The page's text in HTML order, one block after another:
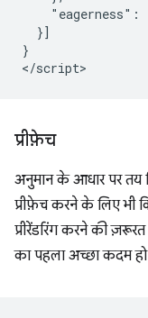
"eagerness":
  }]
}
प्रीफ़ेच
अनुमान के आधार पर तय
प्रीफ़ेच करने के लिए भी
प्रीरेंडरिंग करने की
का पहला अच्छा कदम